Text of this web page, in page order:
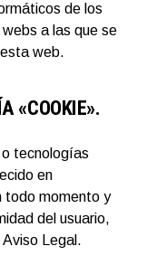
de los
a las que se
web.
«COOKIE».
tecnologías
en
todo momento y
del usuario,
Legal.